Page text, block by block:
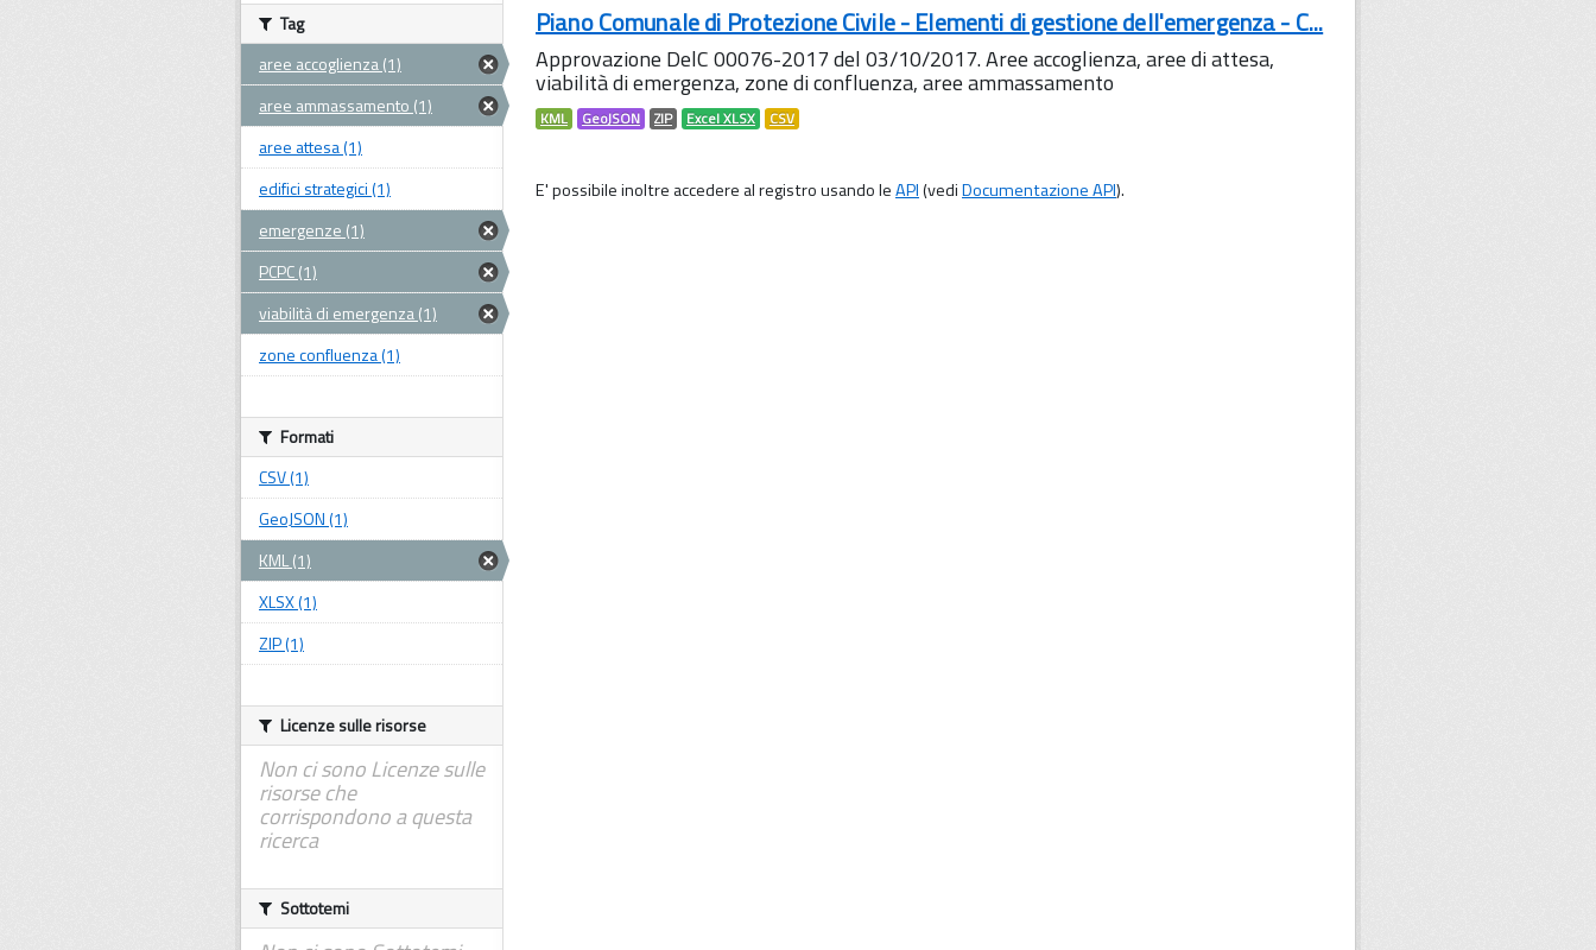
Piano Comunale di Protezione Civile - Elementi di gestione dell'emergenza - C...
Approvazione DelC 00076-2017 del 03/10/2017. Aree accoglienza, aree di attesa,
viabilità di emergenza, zone di confluenza, aree ammassamento
KML GeoJSON ZIP Excel XLSX CSV
E' possibile inoltre accedere al registro usando leAPI(vediDocumentazione API).
Tag
aree accoglienza (1)
aree ammassamento (1)
aree attesa (1)
edifici strategici (1)
emergenze (1)
PCPC (1)
viabilità di emergenza (1)
zone confluenza (1)
Formati
CSV (1)
GeoJSON (1)
KML (1)
XLSX (1)
ZIP (1)
Licenze sulle risorse
Non ci sono Licenze sulle
risorse che
corrispondono a questa
ricerca
Sottotemi